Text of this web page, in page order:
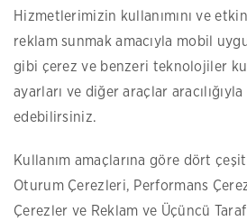
Hizmetlerimizin kullanımını ve
reklam sunmak amacıyla mobil
gibi çerez ve benzeri teknolojiler
ayarları ve diğer araçlar
edebilirsiniz.
Kullanım amaçlarına göre dört
Oturum Çerezleri, Performans
Çerezler ve Reklam ve Üçüncü